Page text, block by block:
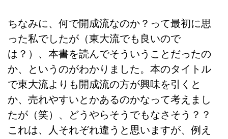
ちなみに、何で開成流なのか？って最初に思
った私でしたが（東大流でも良いので
は？）、本書を読んでそういうことだったの
か、というのがわかりました。本のタイトル
で東大流よりも開成流の方が興味を引くと
か、売れやすいとかあるのかなって考えまし
たが（笑）、どうやらそうでもなさそう？？
これは、人それぞれ違うと思いますが、例え